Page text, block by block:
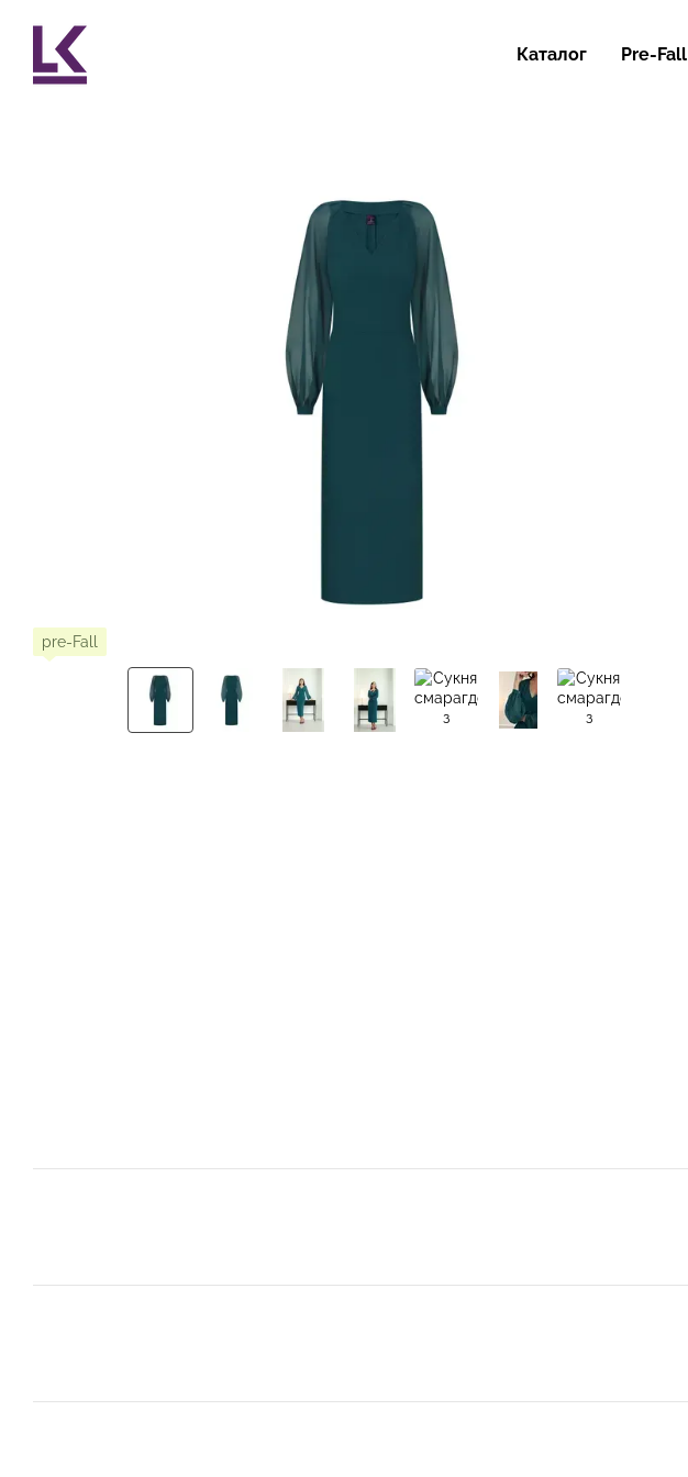
Каталог Pre-Fall
pre-Fall